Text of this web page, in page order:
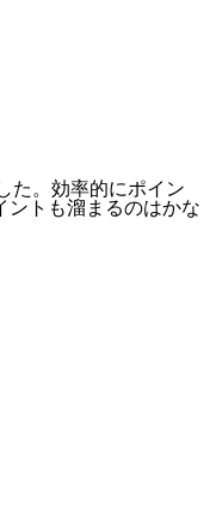
た。効率的にポイン
ントも溜まるのはかな